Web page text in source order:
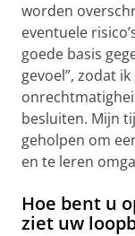
worden
eventuele
goede basis
gevoel”, zodat
besluiten. Mijn
geholpen om
en te leren
Hoe bent u
ziet uw